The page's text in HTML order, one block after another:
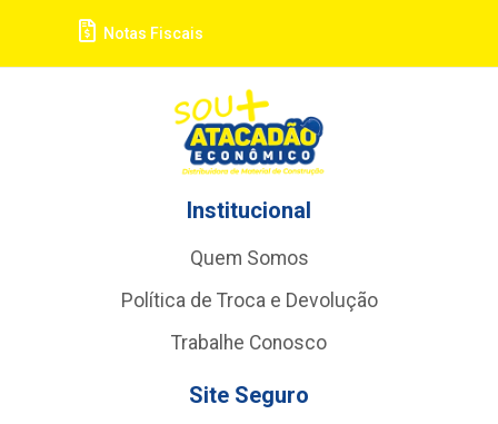
Notas Fiscais
Institucional
Quem Somos
Política de Troca e Devolução
Trabalhe Conosco
Site Seguro